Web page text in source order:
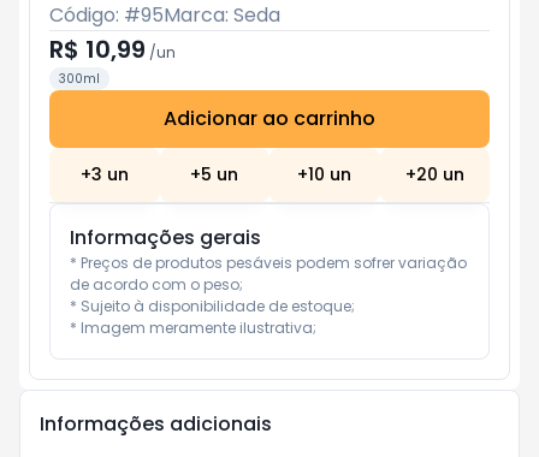
Código: #95Marca: Seda
R$ 10,99 /un
300ml
Adicionar ao carrinho
+3 un +5 un +10 un +20 un
Informações gerais
* Preços de produtos pesáveis podem sofrer variação
de acordo com o peso;
* Sujeito à disponibilidade de estoque;
* Imagem meramente ilustrativa;
Informações adicionais